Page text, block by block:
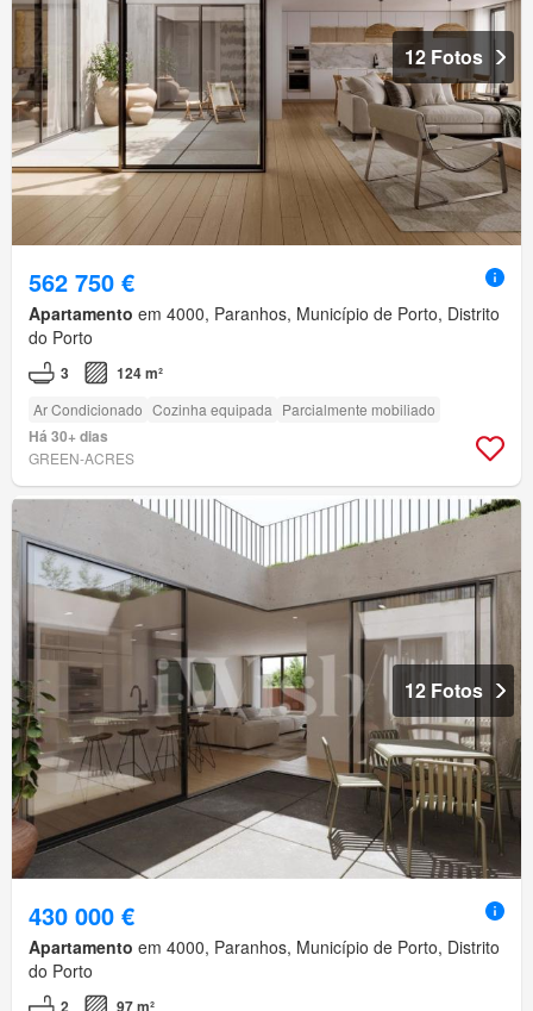
12 Fotos
562 750 €
Apartamento em 4000, Paranhos, Município de Porto, Distrito
do Porto
3 124 m²
Ar Condicionado Cozinha equipada Parcialmente mobiliado
Há 30+ dias
GREEN-ACRES
12 Fotos
430 000 €
Apartamento em 4000, Paranhos, Município de Porto, Distrito
do Porto
2 97 m²